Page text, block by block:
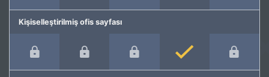
Kişiselleştirilmiş ofis sayfası